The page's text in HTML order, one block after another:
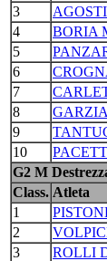
3
4
BORIA
5
6
7
8
9
10
G2 M
Class. Atleta
1
2
3
ROLLI